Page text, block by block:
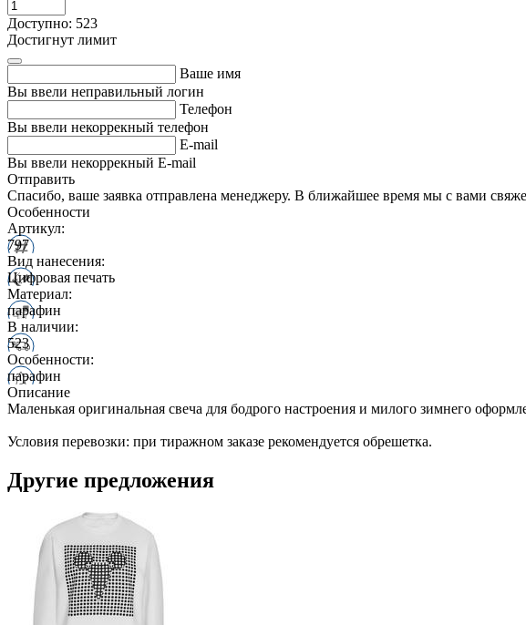
Доступно: 523
Достигнут лимит
Ваше имя
Вы ввели неправильный логин
Телефон
Вы ввели некоррекный телефон
E-mail
Вы ввели некоррекный E-mail
Отправить
Спасибо, ваше заявка отправлена менеджеру. В ближайшее время мы с вами
Особенности
Артикул:
797
Вид нанесения:
Цифровая печать
Материал:
парафин
В наличии:
523
Особенности:
парафин
Описание
Маленькая оригинальная свеча для бодрого настроения и милого зимнего
Условия перевозки: при тиражном заказе рекомендуется обрешетка.
Другие предложения